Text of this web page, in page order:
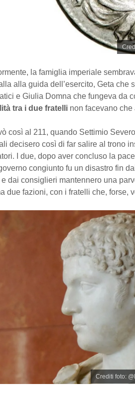
la famiglia imperiale
alla guida dell’esercito, Geta che
e Giulia Domna che fungeva da
tra i due fratelli non facevano che
così al 211, quando Settimio
decisero così di far salire al trono
I due, dopo aver concluso la
congiunto fu un disastro fin
e dai consiglieri mantennero una
due fazioni, con i fratelli che, forse,
Crediti foto: